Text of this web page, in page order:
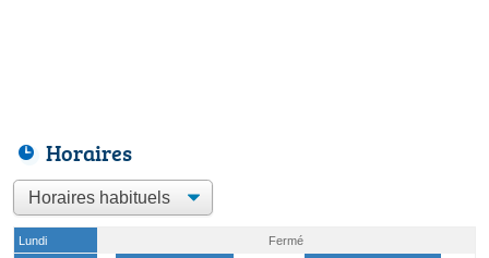
Horaires
Lundi
Fermé